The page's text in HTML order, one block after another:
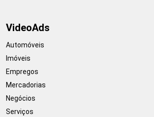
VideoAds
Automóveis
Imóveis
Empregos
Mercadorias
Negócios
Serviços